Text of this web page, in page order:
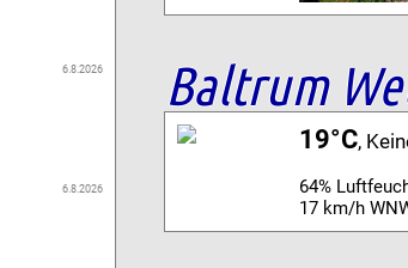
6.8.2026
6.8.2026
Baltrum
19°C,
64%
17 km/h